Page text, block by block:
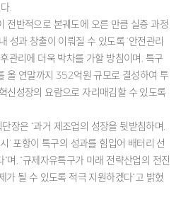
.
전반적으로 본궤도에 오른 만큼 실증 과정
성과 창출이 이뤄질 수 있도록 ‘안전관리
관리에 더욱 박차를 가할 방침이며, 특구
올 연말까지 352억원 규모로 결성하여 투
신성장의 요람으로 자리매김할 수 있도록
장은 “과거 제조업의 성장을 뒷받침하며,
’ 포항이 특구의 성과를 힘입어 배터리 선
며, “규제자유특구가 미래 전략산업의 전진
가 될 수 있도록 적극 지원하겠다”고 밝혔